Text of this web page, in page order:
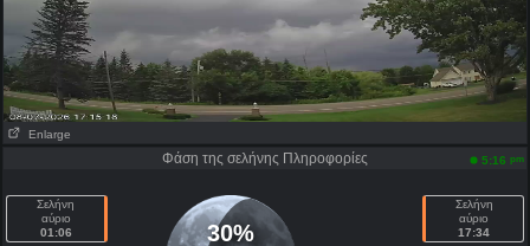
Enlarge
Φάση της σελήνης Πληροφορίες 5:16 pm
Σελήνη
αύριο
01:06
30%
Σελήνη
αύριο
17:34